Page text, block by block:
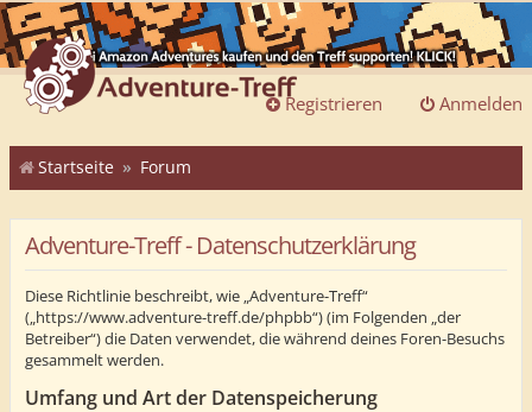
Anmelden
Registrieren
Startseite Forum
Adventure-Treff - Datenschutzerklärung
Diese Richtlinie beschreibt, wie „Adventure-Treff“
(„https://www.adventure-treff.de/phpbb“) (im Folgenden „der
Betreiber“) die Daten verwendet, die während deines Foren-Besuchs
gesammelt werden.
Umfang und Art der Datenspeicherung